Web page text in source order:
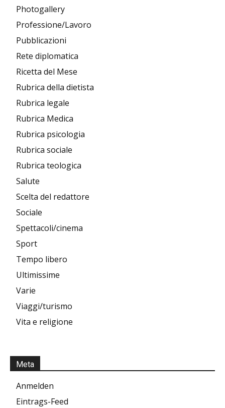
Photogallery
Professione/Lavoro
Pubblicazioni
Rete diplomatica
Ricetta del Mese
Rubrica della dietista
Rubrica legale
Rubrica Medica
Rubrica psicologia
Rubrica sociale
Rubrica teologica
Salute
Scelta del redattore
Sociale
Spettacoli/cinema
Sport
Tempo libero
Ultimissime
Varie
Viaggi/turismo
Vita e religione
Meta
Anmelden
Eintrags-Feed